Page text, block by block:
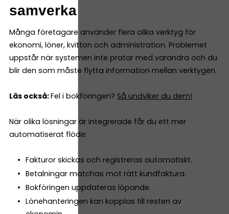
samverka
Många företagare använder flera olika verktyg för
ekonomi, löner, kvitton och administration. Problemet
uppstår när systemen inte pratar med varandra och du
blir den som måste flytta information mellan verktygen.
Läs också:Fel i bokföringen? Så undviker du dem!
När olika lösningar är integrerade får du ett mer
automatiserat flöde:
Fakturor skickas och registreras automatiskt.
Betalningar matchas mot rätt kundfaktura.
Bokföringen uppdateras löpande.
Lönehanteringen kan kopplas till resten av